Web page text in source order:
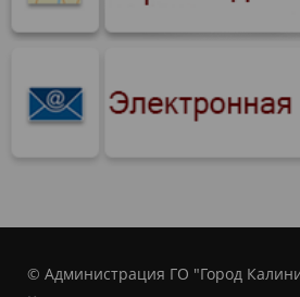
© Администрация ГО "Город